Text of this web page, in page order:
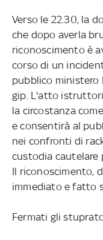
Verso le 22.30, la
che dopo averla
riconoscimento è
corso di un
pubblico ministero
gip. L'atto
la circostanza
e consentirà al
nei confronti di
custodia cautelare
Il riconoscimento,
immediato e fatto
Fermati gli